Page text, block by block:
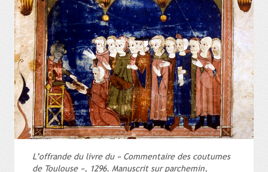
L’offrande du livre du « Commentaire des coutumes
de Toulouse », 1296. Manuscrit sur parchemin,